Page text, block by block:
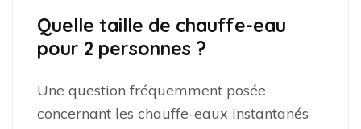
Quelle taille de chauffe-eau
pour 2 personnes ?
Une question fréquemment posée
concernant les chauffe-eaux instantanés